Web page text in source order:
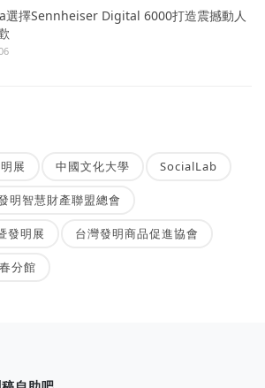
選擇Sennheiser Digital 6000打造震撼動人
展 中國文化大學 SocialLab
明智慧財產聯盟總會
發明展 台灣發明商品促進協會
分館